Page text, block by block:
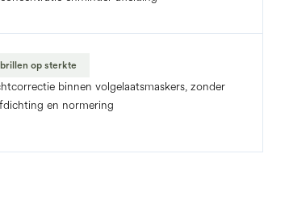
op sterkte
binnen volgelaatsmaskers, zonder
en normering